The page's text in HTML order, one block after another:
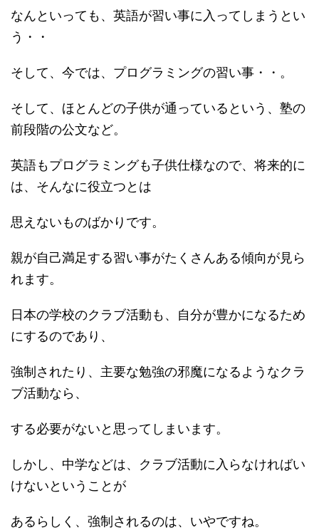
なんといっても、英語が習い事に入ってしまうとい
う・・
そして、今では、プログラミングの習い事・・。
そして、ほとんどの子供が通っているという、塾の
前段階の公文など。
英語もプログラミングも子供仕様なので、将来的に
は、そんなに役立つとは
思えないものばかりです。
親が自己満足する習い事がたくさんある傾向が見ら
れます。
日本の学校のクラブ活動も、自分が豊かになるため
にするのであり、
強制されたり、主要な勉強の邪魔になるようなクラ
ブ活動なら、
する必要がないと思ってしまいます。
しかし、中学などは、クラブ活動に入らなければい
けないということが
あるらしく、強制されるのは、いやですね。